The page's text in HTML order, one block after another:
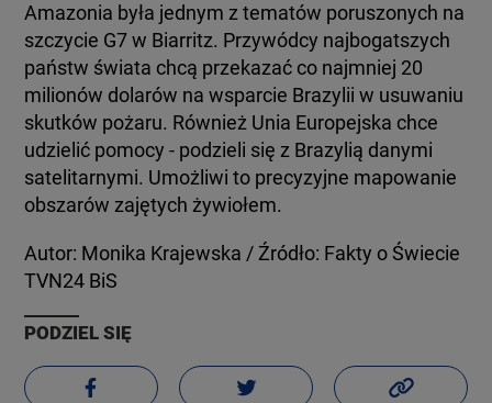
Amazonia była jednym z tematów poruszonych na
szczycie G7 w Biarritz. Przywódcy najbogatszych
państw świata chcą przekazać co najmniej 20
milionów dolarów na wsparcie Brazylii w usuwaniu
skutków pożaru. Również Unia Europejska chce
udzielić pomocy - podzieli się z Brazylią danymi
satelitarnymi. Umożliwi to precyzyjne mapowanie
obszarów zajętych żywiołem.
Autor: Monika Krajewska / Źródło: Fakty o Świecie
TVN24 BiS
PODZIEL SIĘ